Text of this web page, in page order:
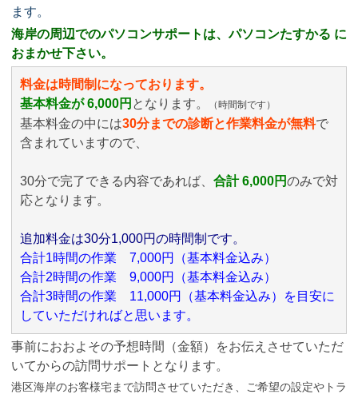
ます。
海岸の周辺でのパソコンサポートは、パソコンたすかる に
おまかせ下さい。
料金は時間制になっております。
基本料金が 6,000円 となります。 （時間制です）
基本料金の中には30分までの診断と作業料金が無料で
含まれていますので、
30分で完了できる内容であれば、 合計 6,000円のみで対
応となります。
追加料金は30分1,000円の時間制です。
合計1時間の作業 7,000円（基本料金込み）
合計2時間の作業 9,000円（基本料金込み）
合計3時間の作業 11,000円（基本料金込み）を目安に
していただければと思います。
事前におおよその予想時間（金額）をお伝えさせていただ
いてからの訪問サポートとなります。
港区海岸のお客様宅まで訪問させていただき、ご希望の設定やトラ